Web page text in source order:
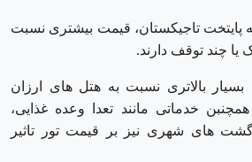
پایتخت تاجیکستان، قیمت بیشتری نسبت
یا چند توقف دارند.
بالاتری نسبت به هتل های ارزان
همچنبن خدماتی مانند تعدا وعده غذایی،
های شهری نیز بر قیمت تور تاثیر